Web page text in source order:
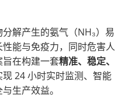
解产生的氨气（NH₃）易
能与免疫力，同时危害人
在构建一套精准、稳定、
24 小时实时监测、智能
生产效益。